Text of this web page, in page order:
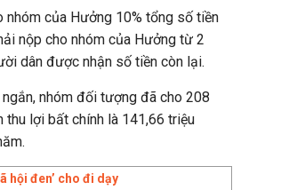
nhóm của Hưởng 10% tổng số tiền
nộp cho nhóm của Hưởng từ 2
dân được nhận số tiền còn lại.
nhóm đối tượng đã cho 208
lợi bất chính là 141,66 triệu
hội đen’ cho đi dạy